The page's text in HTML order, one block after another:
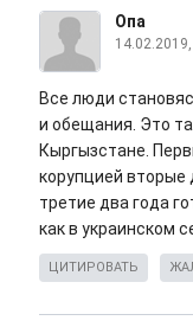
Опа
Все люди
и обещания. Это
Кыргызстане.
корупцией
третие два года
как в украинском
ЦИТИРОВАТЬ